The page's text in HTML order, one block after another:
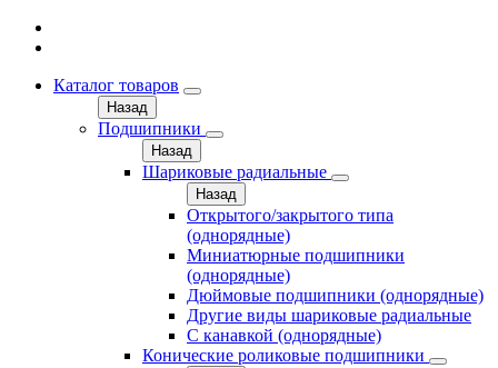
Каталог товаров
Назад
Подшипники
Назад
Шариковые радиальные
Назад
Открытого/закрытого типа
(однорядные)
Миниатюрные подшипники
(однорядные)
Дюймовые подшипники (однорядные)
Другие виды шариковые радиальные
С канавкой (однорядные)
Конические роликовые подшипники